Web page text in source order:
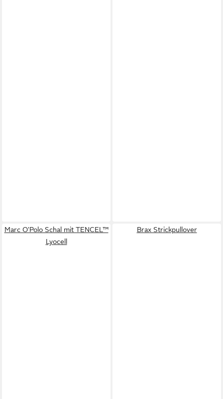
Marc O'Polo Schal mit TENCEL™
Lyocell
Brax Strickpullover